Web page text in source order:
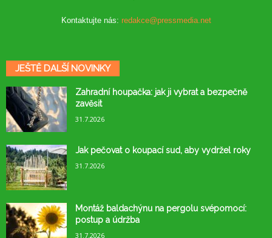
Kontaktujte nás: redakce@pressmedia.net
JEŠTĚ DALŠÍ NOVINKY
Zahradní houpačka: jak ji vybrat a bezpečně
zavěsit
31.7.2026
Jak pečovat o koupací sud, aby vydržel roky
31.7.2026
Montáž baldachýnu na pergolu svépomocí:
postup a údržba
31.7.2026